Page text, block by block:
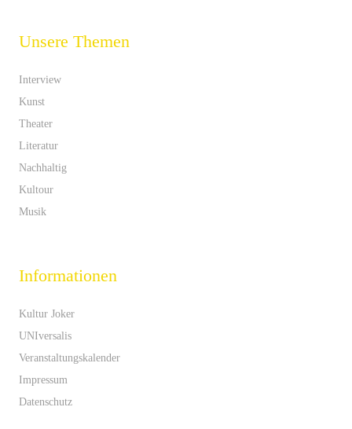
Unsere Themen
Interview
Kunst
Theater
Literatur
Nachhaltig
Kultour
Musik
Informationen
Kultur Joker
UNIversalis
Veranstaltungskalender
Impressum
Datenschutz